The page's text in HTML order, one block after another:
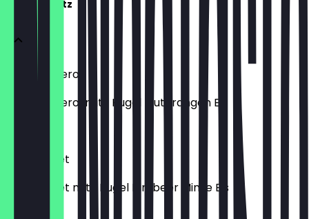
Frozen Spritz
Frozen Aperol
Frozen Aperol mit 1 Kugel Blutorangen Eis
Frozen Lillet
Frozen Lillet mit 1 Kugel Himbeer Minze Eis